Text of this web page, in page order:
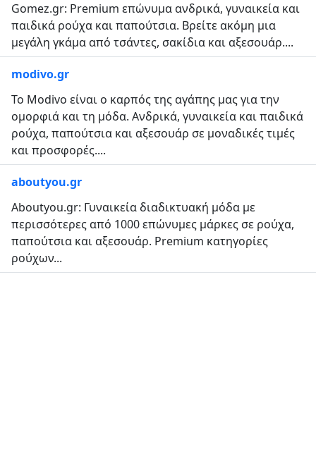
Gomez.gr: Premium επώνυμα ανδρικά, γυναικεία και
παιδικά ρούχα και παπούτσια. Βρείτε ακόμη μια
μεγάλη γκάμα από τσάντες, σακίδια και αξεσουάρ....
modivo.gr
Το Modivo είναι ο καρπός της αγάπης μας για την
ομορφιά και τη μόδα. Ανδρικά, γυναικεία και παιδικά
ρούχα, παπούτσια και αξεσουάρ σε μοναδικές τιμές
και προσφορές....
aboutyou.gr
Aboutyou.gr: Γυναικεία διαδικτυακή μόδα με
περισσότερες από 1000 επώνυμες μάρκες σε ρούχα,
παπούτσια και αξεσουάρ. Premium κατηγορίες
ρούχων...